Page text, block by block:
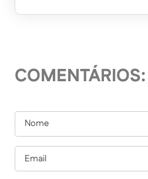
COMENTÁRIOS: